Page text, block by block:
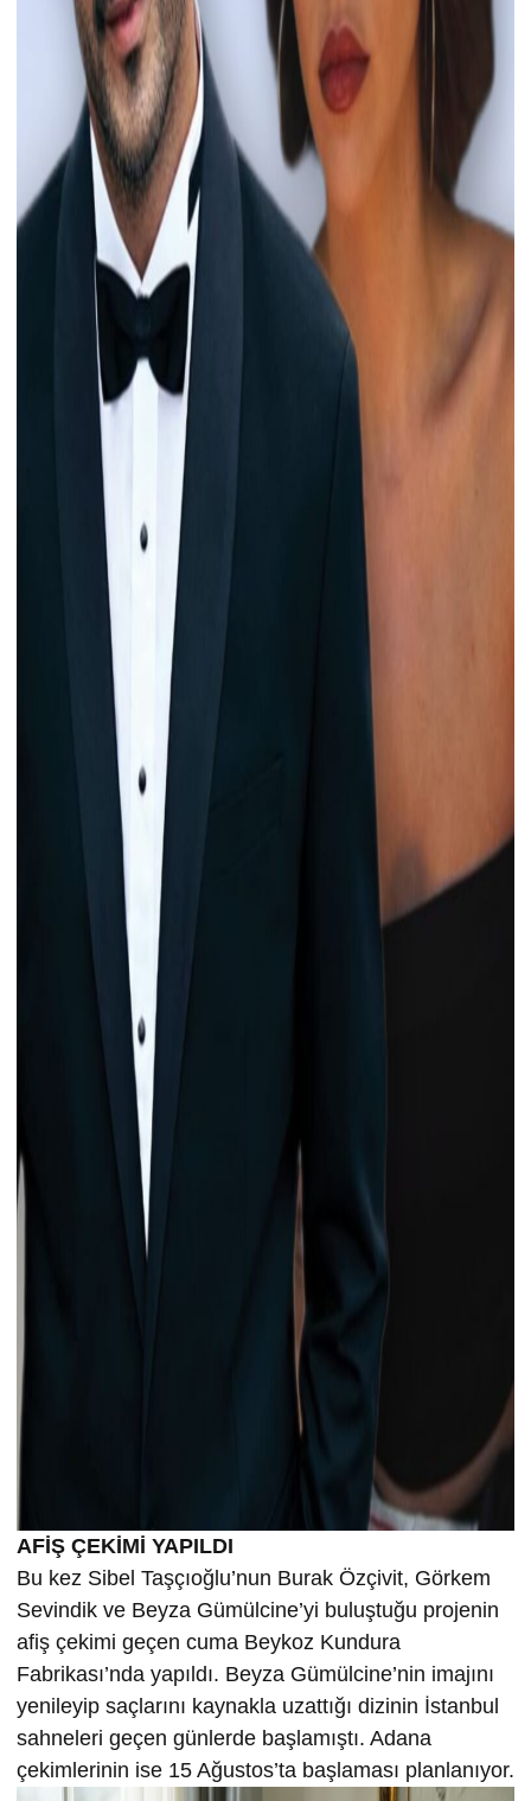
AFİŞ ÇEKİMİ YAPILDI
Bu kez Sibel Taşçıoğlu’nun Burak Özçivit, Görkem
Sevindik ve Beyza Gümülcine’yi buluştuğu projenin
afiş çekimi geçen cuma Beykoz Kundura
Fabrikası’nda yapıldı. Beyza Gümülcine’nin imajını
yenileyip saçlarını kaynakla uzattığı dizinin İstanbul
sahneleri geçen günlerde başlamıştı. Adana
çekimlerinin ise 15 Ağustos’ta başlaması planlanıyor.